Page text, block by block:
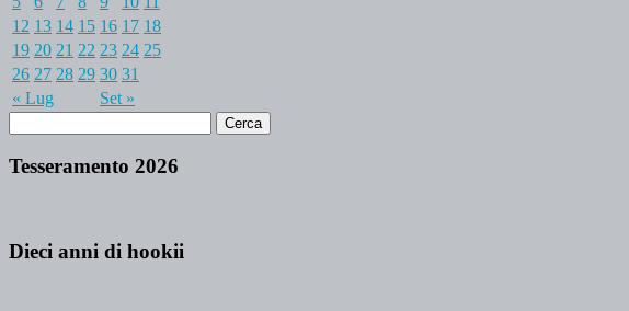
« Lug Set »
12 13 14 15 16 17 18
19 20 21 22 23 24 25
26 27 28 29 30 31
Tesseramento 2026
Dieci anni di hookii